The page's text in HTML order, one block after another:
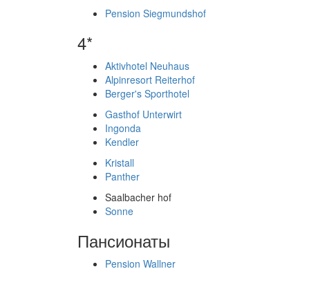
Pension Siegmundshof
4*
Aktivhotel Neuhaus
Alpinresort Reiterhof
Berger's Sporthotel
Gasthof Unterwirt
Ingonda
Kendler
Kristall
Panther
Saalbacher hof
Sonne
Пансионаты
Pension Wallner